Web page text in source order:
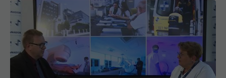
Noile terapii pentru cancer care prelungesc viața